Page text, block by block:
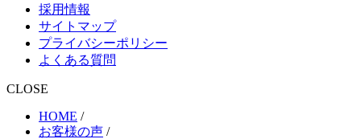
採用情報
サイトマップ
プライバシーポリシー
よくある質問
CLOSE
HOME /
お客様の声 /